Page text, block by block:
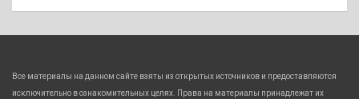
Все материалы на данном сайте взяты из открытых источников и предоставляются
исключительно в ознакомительных целях. Права на материалы принадлежат их